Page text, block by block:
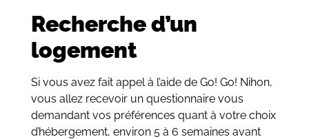
Recherche d’un
logement
Si vous avez fait appel à l’aide de Go! Go! Nihon,
vous allez recevoir un questionnaire vous
demandant vos préférences quant à votre choix
d’hébergement, environ 5 à 6 semaines avant